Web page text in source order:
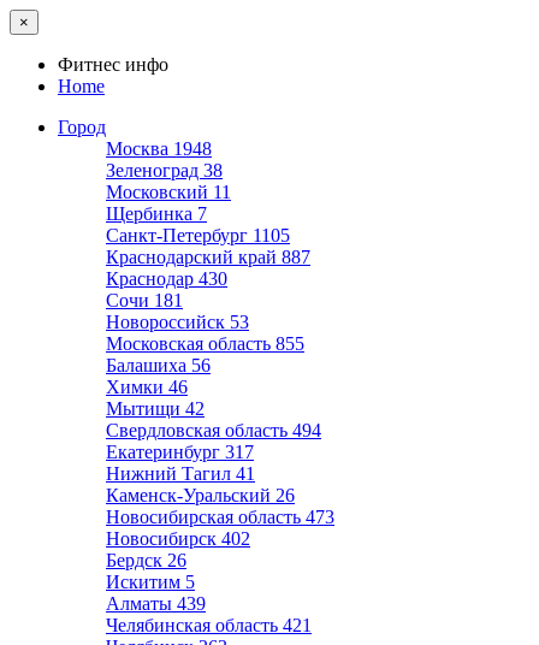
×
Фитнес инфо
Home
Город
Москва 1948
Зеленоград 38
Московский 11
Щербинка 7
Санкт-Петербург 1105
Краснодарский край 887
Краснодар 430
Сочи 181
Новороссийск 53
Московская область 855
Балашиха 56
Химки 46
Мытищи 42
Свердловская область 494
Екатеринбург 317
Нижний Тагил 41
Каменск-Уральский 26
Новосибирская область 473
Новосибирск 402
Бердск 26
Искитим 5
Алматы 439
Челябинская область 421